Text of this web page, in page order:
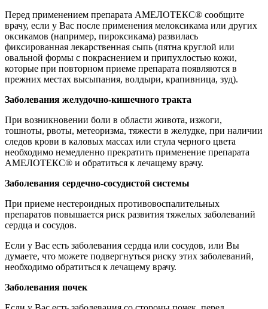
Перед применением препарата АМЕЛОТЕКС® сообщите
врачу, если у Вас после применения мелоксикама или других
оксикамов (например, пироксикама) развилась
фиксированная лекарственная сыпь (пятна круглой или
овальной формы с покраснением и припухлостью кожи,
которые при повторном приеме препарата появляются в
прежних местах высыпания, волдыри, крапивница, зуд).
Заболевания желудочно-кишечного тракта
При возникновении боли в области живота, изжоги,
тошноты, рвоты, метеоризма, тяжести в желудке, при наличии
следов крови в каловых массах или стула черного цвета
необходимо немедленно прекратить применение препарата
АМЕЛОТЕКС® и обратиться к лечащему врачу.
Заболевания сердечно-сосудистой системы
При приеме нестероидных противовоспалительных
препаратов повышается риск развития тяжелых заболеваний
сердца и сосудов.
Если у Вас есть заболевания сердца или сосудов, или Вы
думаете, что можете подвергнуться риску этих заболеваний,
необходимо обратиться к лечащему врачу.
Заболевания почек